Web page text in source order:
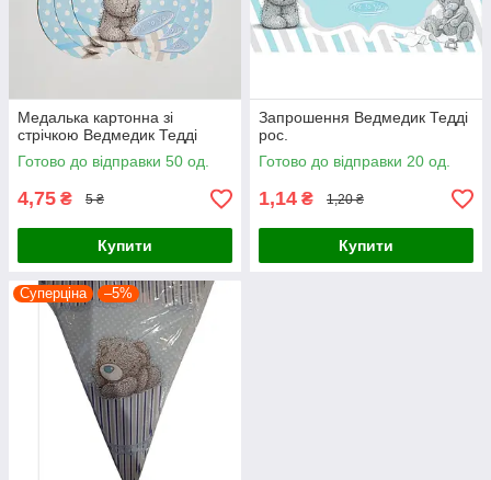
Медалька картонна зі
стрічкою Ведмедик Тедді
Готово до відправки 50 од.
4,75 ₴ 5 ₴
Купити
Запрошення Ведмедик Тедді
рос.
Готово до відправки 20 од.
1,14 ₴ 1,20 ₴
Купити
Суперціна –5%